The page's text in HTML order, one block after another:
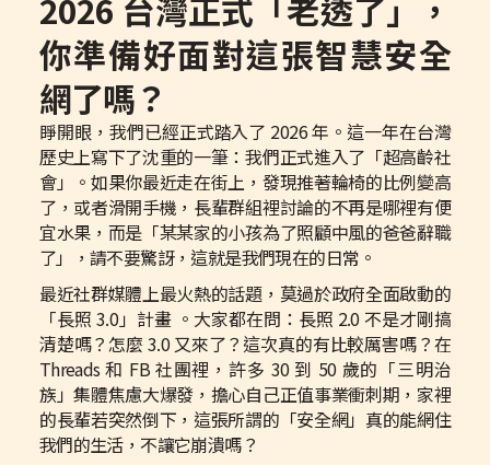
你準備好面對這張智慧安全
網了嗎？
睜開眼，我們已經正式踏入了 2026 年。這一年在台灣
歷史上寫下了沈重的一筆：我們正式進入了「超高齡社
會」。如果你最近走在街上，發現推著輪椅的比例變高
了，或者滑開手機，長輩群組裡討論的不再是哪裡有便
宜水果，而是「某某家的小孩為了照顧中風的爸爸辭職
了」，請不要驚訝，這就是我們現在的日常。
最近社群媒體上最火熱的話題，莫過於政府全面啟動的
「長照 3.0」計畫 。大家都在問：長照 2.0 不是才剛搞
清楚嗎？怎麼 3.0 又來了？這次真的有比較厲害嗎？在
Threads 和 FB 社團裡，許多 30 到 50 歲的「三明治
族」集體焦慮大爆發，擔心自己正值事業衝刺期，家裡
的長輩若突然倒下，這張所謂的「安全網」真的能網住
我們的生活，不讓它崩潰嗎？